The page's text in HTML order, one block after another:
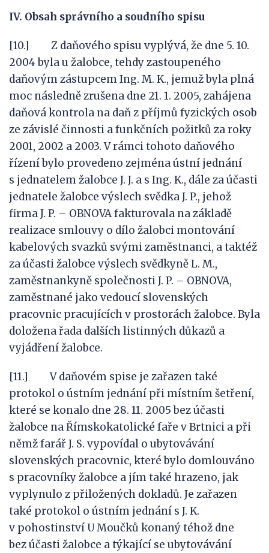
IV. Obsah správního a soudního spisu
[10.] Z daňového spisu vyplývá, že dne 5. 10.
2004 byla u žalobce, tehdy zastoupeného
daňovým zástupcem Ing. M. K., jemuž byla plná
moc následně zrušena dne 21. 1. 2005, zahájena
daňová kontrola na daň z příjmů fyzických osob
ze závislé činnosti a funkčních požitků za roky
2001, 2002 a 2003. V rámci tohoto daňového
řízení bylo provedeno zejména ústní jednání
s jednatelem žalobce J. J. a s Ing. K., dále za účasti
jednatele žalobce výslech svědka J. P., jehož
firma J. P. – OBNOVA fakturovala na základě
realizace smlouvy o dílo žalobci montování
kabelových svazků svými zaměstnanci, a taktéž
za účasti žalobce výslech svědkyně L. M.,
zaměstnankyně společnosti J. P. – OBNOVA,
zaměstnané jako vedoucí slovenských
pracovnic pracujících v prostorách žalobce. Byla
doložena řada dalších listinných důkazů a
vyjádření žalobce.
[11.] V daňovém spise je zařazen také
protokol o ústním jednání při místním šetření,
které se konalo dne 28. 11. 2005 bez účasti
žalobce na Římskokatolické faře v Brtnici a při
němž farář J. S. vypovídal o ubytovávání
slovenských pracovnic, které bylo domlouváno
s pracovníky žalobce a jím také hrazeno, jak
vyplynulo z přiložených dokladů. Je zařazen
také protokol o ústním jednání s J. K.
v pohostinství U Moučků konaný téhož dne
bez účasti žalobce a týkající se ubytovávání